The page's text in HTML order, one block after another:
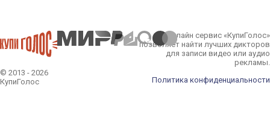
© 2013 - 2026
КупиГолос
Онлайн сервис «КупиГолос»
позволяет найти лучших дикторов
для записи видео или аудио
рекламы.
Политика конфиденциальности